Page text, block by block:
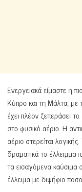
Ενεργειακά είμαστε η
Κύπρο και τη Μάλτα,
έχει πλέον ξεπεράσει
στο φυσικό αέριο. Η
αέριο στερείται
δραματικά το
τα εισαγόμενα
έλλειμα με διψήφιο